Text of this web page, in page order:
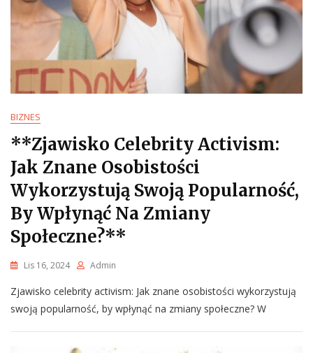
BIZNES
**Zjawisko Celebrity Activism:
Jak Znane Osobistości
Wykorzystują Swoją Popularność,
By Wpłynąć Na Zmiany
Społeczne?**
Lis 16, 2024 Admin
Zjawisko celebrity activism: Jak znane osobistości wykorzystują
swoją popularność, by wpłynąć na zmiany społeczne? W